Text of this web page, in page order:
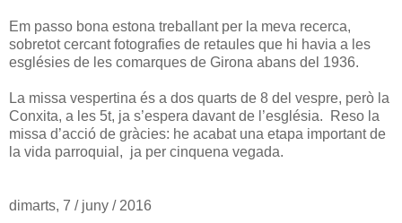
Em passo bona estona treballant per la meva recerca,
sobretot cercant fotografies de retaules que hi havia a les
esglésies de les comarques de Girona abans del 1936.
La missa vespertina és a dos quarts de 8 del vespre, però la
Conxita, a les 5t, ja s’espera davant de l’església. Reso la
missa d’acció de gràcies: he acabat una etapa important de
la vida parroquial, ja per cinquena vegada.
dimarts, 7 / juny / 2016